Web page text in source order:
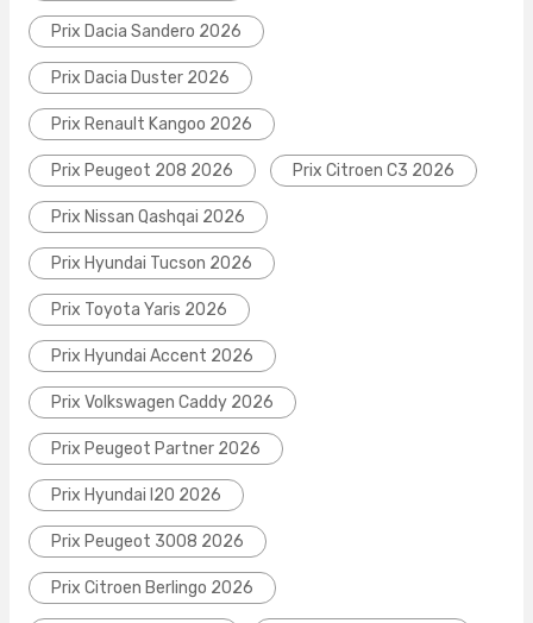
Prix Dacia Sandero 2026
Prix Dacia Duster 2026
Prix Renault Kangoo 2026
Prix Peugeot 208 2026 Prix Citroen C3 2026
Prix Nissan Qashqai 2026
Prix Hyundai Tucson 2026
Prix Toyota Yaris 2026
Prix Hyundai Accent 2026
Prix Volkswagen Caddy 2026
Prix Peugeot Partner 2026
Prix Hyundai I20 2026
Prix Peugeot 3008 2026
Prix Citroen Berlingo 2026